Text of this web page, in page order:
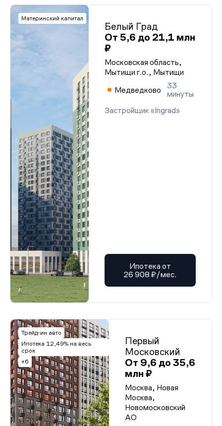
Материнский капитал
Белый Град
От 5,6 до 21,1 млн
₽
Московская область,
Мытищи г.о., Мытищи
Медведково
33
минуты
Застройщик «Ingrad»
Ипотека от
26 908 ₽/мес.
Трейд-ин авто
Ипотека 12,49% на весь
срок
+6
Первый
Московский
От 9,6 до 35,6
млн ₽
Москва, Новая
Москва,
Новомосковский
АО